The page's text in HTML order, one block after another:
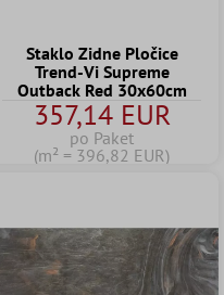
Staklo Zidne Pločice
Trend-Vi Supreme
Outback Red 30x60cm
357,14 EUR
po Paket
(m² = 396,82 EUR)